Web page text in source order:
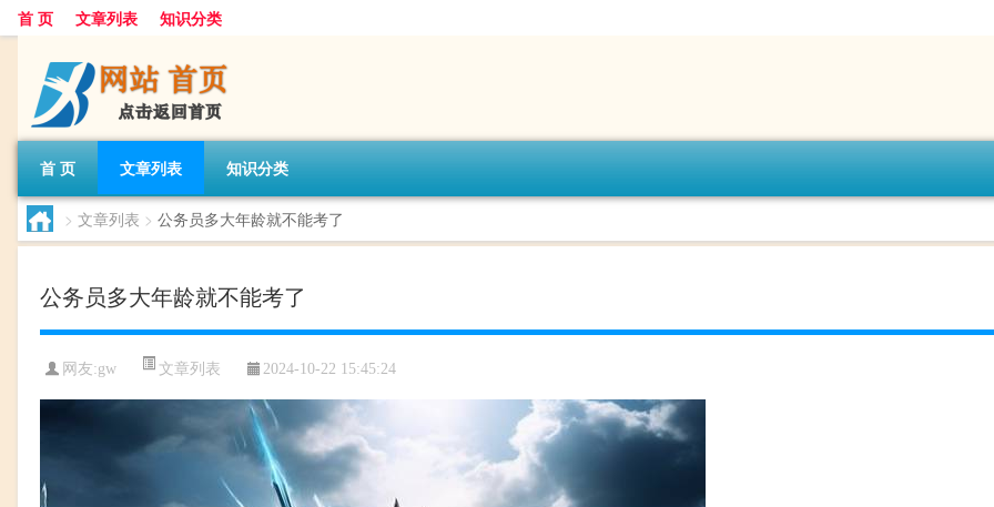
首 页 文章列表 知识分类
首 页 文章列表 知识分类
> 文章列表 > 公务员多大年龄就不能考了
公务员多大年龄就不能考了
网友:gw 文章列表 2024-10-22 15:45:24